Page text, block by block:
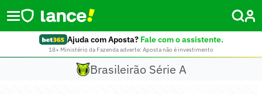
Ajuda com Aposta? Fale com o assistente.
18+ Ministério da Fazenda adverte: Aposta não é investimento
Brasileirão Série A